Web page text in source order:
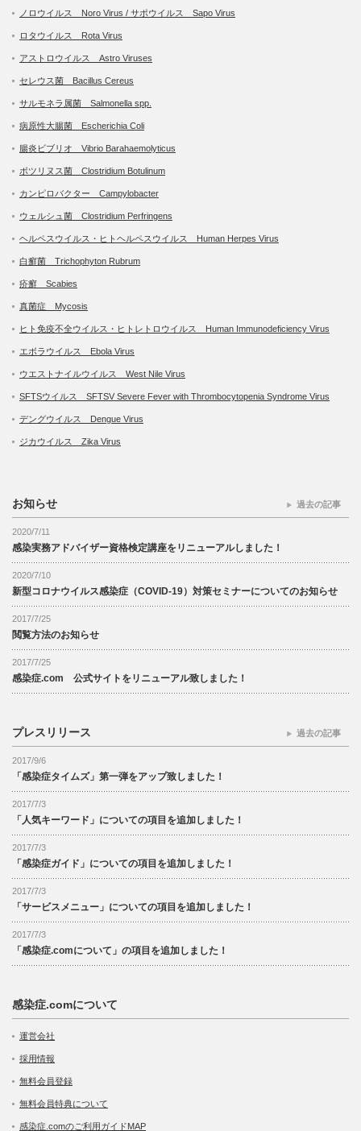
ノロウイルス Noro Virus / サポウイルス Sapo Virus
ロタウイルス Rota Virus
アストロウイルス Astro Viruses
セレウス菌 Bacillus Cereus
サルモネラ属菌 Salmonella spp.
病原性大腸菌 Escherichia Coli
腸炎ビブリオ Vibrio Barahaemolyticus
ボツリヌス菌 Clostridium Botulinum
カンピロバクター Campylobacter
ウェルシュ菌 Clostridium Perfringens
ヘルペスウイルス・ヒトヘルペスウイルス Human Herpes Virus
白癬菌 Trichophyton Rubrum
疥癬 Scabies
真菌症 Mycosis
ヒト免疫不全ウイルス・ヒトレトロウイルス Human Immunodeficiency Virus
エボラウイルス Ebola Virus
ウエストナイルウイルス West Nile Virus
SFTSウイルス SFTSV Severe Fever with Thrombocytopenia Syndrome Virus
デングウイルス Dengue Virus
ジカウイルス Zika Virus
お知らせ
2020/7/11
感染実務アドバイザー資格検定講座をリニューアルしました！
2020/7/10
新型コロナウイルス感染症（COVID-19）対策セミナーについてのお知らせ
2017/7/25
閲覧方法のお知らせ
2017/7/25
感染症.com 公式サイトをリニューアル致しました！
過去の記事
プレスリリース
2017/9/6
「感染症タイムズ」第一弾をアップ致しました！
2017/7/3
「人気キーワード」についての項目を追加しました！
2017/7/3
「感染症ガイド」についての項目を追加しました！
2017/7/3
「サービスメニュー」についての項目を追加しました！
2017/7/3
「感染症.comについて」の項目を追加しました！
過去の記事
感染症.comについて
運営会社
採用情報
無料会員登録
無料会員特典について
感染症.comのご利用ガイドMAP